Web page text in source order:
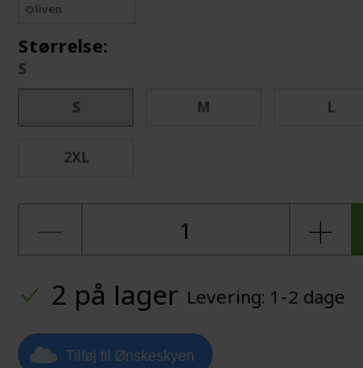
Oliven
Størrelse:
S
S
M L
2XL
2 på lager Levering: 1-2 dage
Tilføj til Ønskeskyen